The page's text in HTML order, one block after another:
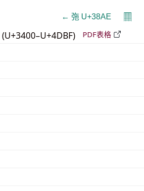
← 㢮 U+38AE 𝄜
(U+3400–U+4DBF) PDF表格